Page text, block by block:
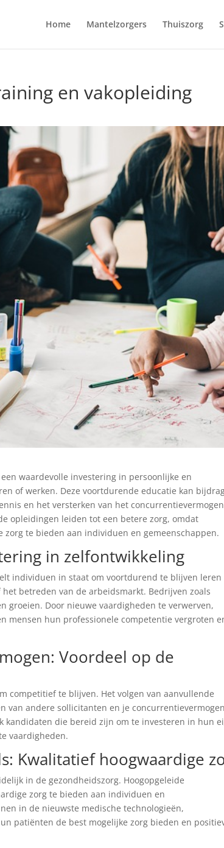
Home Mantelzorgers Thuiszorg
en vakopleiding
waardevolle investering in persoonlijke en
of werken. Deze voortdurende educatie kan
en het versterken van het
opleidingen leiden tot een betere zorg, omdat
te bieden aan individuen en gemeenschappen.
in zelfontwikkeling
individuen in staat om voortdurend te blijven leren
betreden van de arbeidsmarkt. Bedrijven zoals
groeien. Door nieuwe vaardigheden te verwerven,
mensen hun professionele competentie vergroten
Voordeel op de
competitief te blijven. Het volgen van aanvullende
van andere sollicitanten en je
kandidaten die bereid zijn om te investeren in hun
vaardigheden.
Kwalitatief hoogwaardige
in de gezondheidszorg. Hoogopgeleide
zorg te bieden aan individuen en
in de nieuwste medische technologieën,
patiënten de best mogelijke zorg bieden en